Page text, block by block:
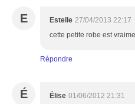
E Estelle 27/04/2013 22:17
cette petite robe est
Répondre
É Élise 01/06/2012 21:31